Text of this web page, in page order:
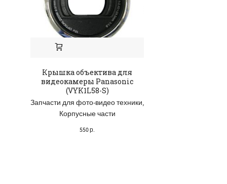
Крышка объектива для
видеокамеры Panasonic
(VYK1L58-S)
Запчасти для фото-видео техники,
Корпусные части
550р.